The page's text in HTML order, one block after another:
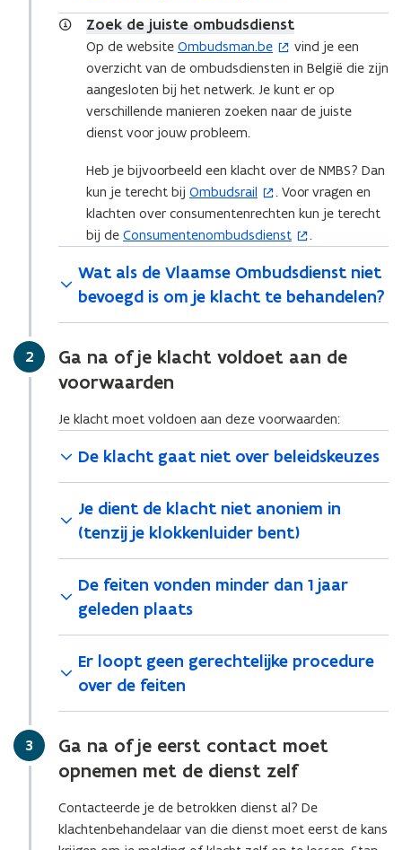
Zoek de juiste ombudsdienst
Op de website Ombudsman.be
(
o
p
e
n
i
n
n
i
e
w
v
t
e
r
)
vind je een
overzicht van de ombudsdiensten in België die zijn
aangesloten bij het netwerk. Je kunt er op
verschillende manieren zoeken naar de juiste
dienst voor jouw probleem.
Heb je bijvoorbeeld een klacht over de NMBS? Dan
kun je terecht bij Ombudsrail
(
o
p
n
t
i
n
u
w
n
s
t
e
r
. Voor vragen en
klachten over consumentenrechten kun je terecht
bij de Consumentenombudsdienst
(
p
e
n
i
n
i
e
v
e
n
s
t
)
.
Wat als de Vlaamse Ombudsdienst niet
bevoegd is om je klacht te behandelen?
Stap
2
Ga na of je klacht voldoet aan de
voorwaarden
Je klacht moet voldoen aan deze voorwaarden:
De klacht gaat niet over beleidskeuzes
Je dient de klacht niet anoniem in
(tenzij je klokkenluider bent)
De feiten vonden minder dan 1 jaar
geleden plaats
Er loopt geen gerechtelijke procedure
over de feiten
Stap
3
Ga na of je eerst contact moet
opnemen met de dienst zelf
Contacteerde je de betrokken dienst al? De
klachtenbehandelaar van die dienst moet eerst de kans